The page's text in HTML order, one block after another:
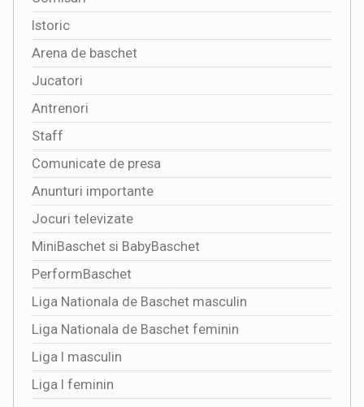
Istoric
Arena de baschet
Jucatori
Antrenori
Staff
Comunicate de presa
Anunturi importante
Jocuri televizate
MiniBaschet si BabyBaschet
PerformBaschet
Liga Nationala de Baschet masculin
Liga Nationala de Baschet feminin
Liga I masculin
Liga I feminin